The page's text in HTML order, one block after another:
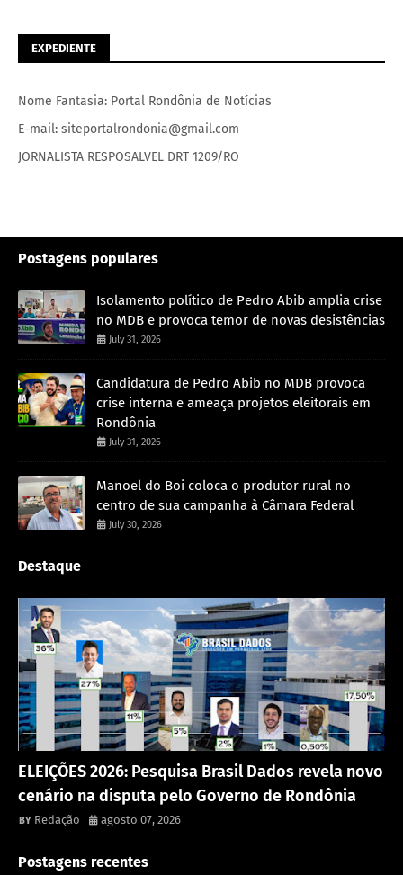
EXPEDIENTE
Nome Fantasia: Portal Rondônia de Notícias
E-mail: siteportalrondonia@gmail.com
JORNALISTA RESPOSALVEL DRT 1209/RO
Postagens populares
Isolamento político de Pedro Abib amplia crise
no MDB e provoca temor de novas desistências
July 31, 2026
Candidatura de Pedro Abib no MDB provoca
crise interna e ameaça projetos eleitorais em
Rondônia
July 31, 2026
Manoel do Boi coloca o produtor rural no
centro de sua campanha à Câmara Federal
July 30, 2026
Destaque
ELEIÇÕES 2026: Pesquisa Brasil Dados revela novo
cenário na disputa pelo Governo de Rondônia
Redação agosto 07, 2026
Postagens recentes